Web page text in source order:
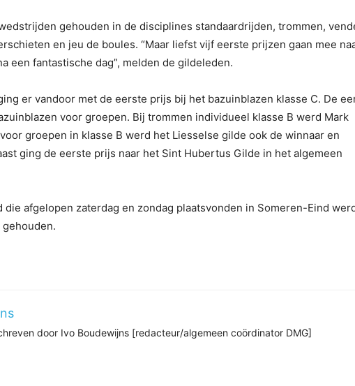
gehouden in de disciplines standaardrijden, trommen,
en jeu de boules. “Maar liefst vijf eerste prijzen gaan mee
een fantastische dag”, melden de gildeleden.
er vandoor met de eerste prijs bij het bazuinblazen klasse C. De
voor groepen. Bij trommen individueel klasse B werd Mark
groepen in klasse B werd het Liesselse gilde ook de winnaar en
ging de eerste prijs naar het Sint Hubertus Gilde in het algemeen
afgelopen zaterdag en zondag plaatsvonden in Someren-Eind
door Ivo Boudewijns [redacteur/algemeen coördinator DMG]